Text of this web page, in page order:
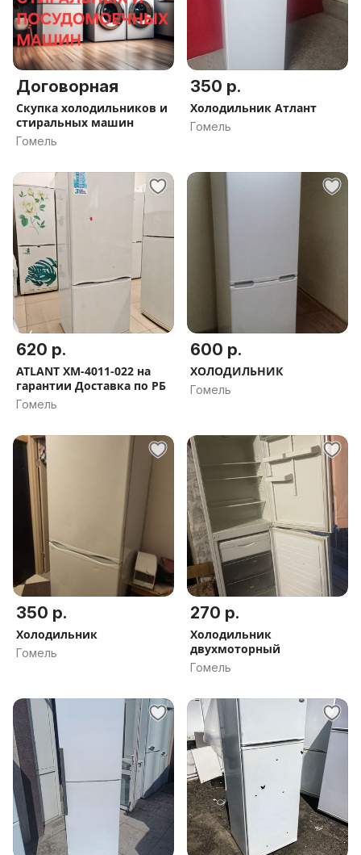
Договорная
Скупка холодильников и
стиральных машин
Гомель
350 р.
Холодильник Атлант
Гомель
620 р.
ATLANT ХМ-4011-022 на
гарантии Доставка по РБ
Гомель
600 р.
ХОЛОДИЛЬНИК
Гомель
350 р.
Холодильник
Гомель
270 р.
Холодильник
двухмоторный
Гомель